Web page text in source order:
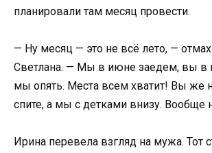
планировали там месяц провести.
— Ну месяц — это не всё лето, —
Светлана. — Мы в июне заедем, вы в
мы опять. Места всем хватит! Вы же
спите, а мы с детками внизу. Вообще
Ирина перевела взгляд на мужа. Тот